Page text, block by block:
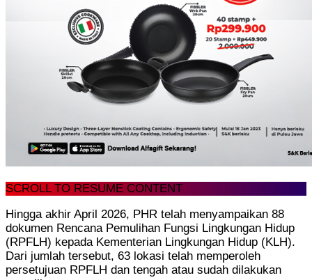
SCROLL TO RESUME CONTENT
Hingga akhir April 2026, PHR telah menyampaikan 88
dokumen Rencana Pemulihan Fungsi Lingkungan Hidup
(RPFLH) kepada Kementerian Lingkungan Hidup (KLH).
Dari jumlah tersebut, 63 lokasi telah memperoleh
persetujuan RPFLH dan tengah atau sudah dilakukan